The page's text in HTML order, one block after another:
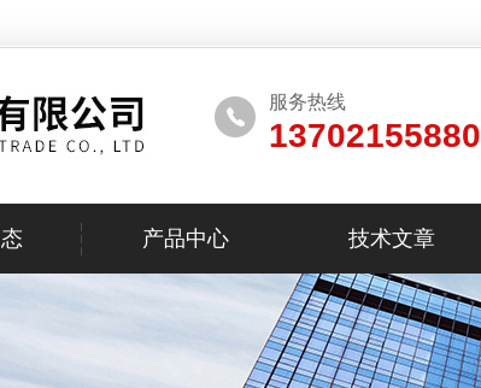
服务热线
13702155880
产品中心 技术文章